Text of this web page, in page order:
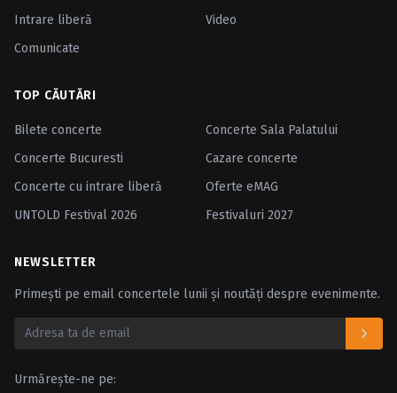
Intrare liberă
Video
Comunicate
TOP CĂUTĂRI
Bilete concerte
Concerte Sala Palatului
Concerte Bucuresti
Cazare concerte
Concerte cu intrare liberă
Oferte eMAG
UNTOLD Festival 2026
Festivaluri 2027
NEWSLETTER
Primești pe email concertele lunii și noutăți despre evenimente.
Urmărește-ne pe: